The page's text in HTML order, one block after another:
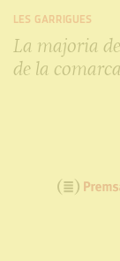
LES GARRIGUES
La majoria
de la